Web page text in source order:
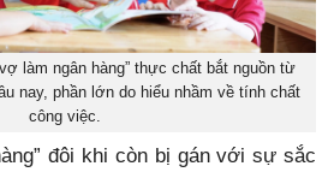
làm ngân hàng” thực chất bắt nguồn từ
nay, phần lớn do hiểu nhầm về tính chất
công việc.
đôi khi còn bị gán với sự sắc